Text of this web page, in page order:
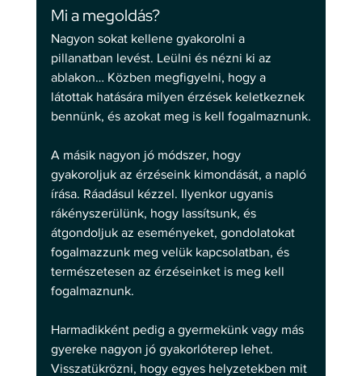
Mi a megoldás?
Nagyon sokat kellene gyakorolni a
pillanatban levést. Leülni és nézni ki az
ablakon… Közben megfigyelni, hogy a
látottak hatására milyen érzések keletkeznek
bennünk, és azokat meg is kell fogalmaznunk.
A másik nagyon jó módszer, hogy
gyakoroljuk az érzéseink kimondását, a napló
írása. Ráadásul kézzel. Ilyenkor ugyanis
rákényszerülünk, hogy lassítsunk, és
átgondoljuk az eseményeket, gondolatokat
fogalmazzunk meg velük kapcsolatban, és
természetesen az érzéseinket is meg kell
fogalmaznunk.
Harmadikként pedig a gyermekünk vagy más
gyereke nagyon jó gyakorlóterep lehet.
Visszatükrözni, hogy egyes helyzetekben mit